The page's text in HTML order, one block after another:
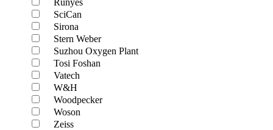
SciCan
Sirona
Stern Weber
Suzhou Oxygen Plant
Tosi Foshan
Vatech
W&H
Woodpecker
Woson
Zeiss